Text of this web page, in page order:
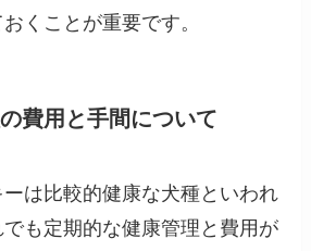
くことが重要です。
費用と手間について
は比較的健康な犬種といわれ
も定期的な健康管理と費用が